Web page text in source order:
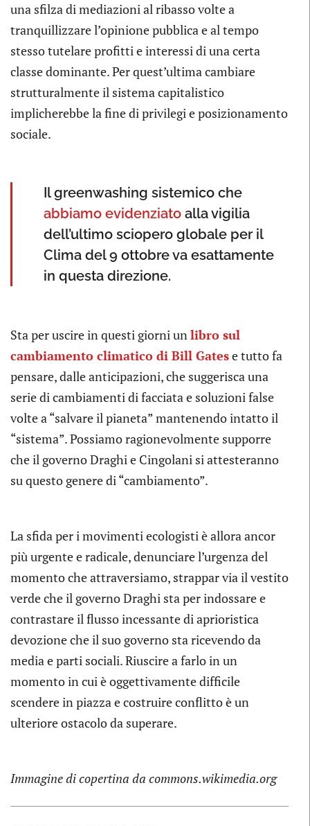
una sfilza di mediazioni al ribasso volte a
tranquillizzare l’opinione pubblica e al tempo
stesso tutelare profitti e interessi di una certa
classe dominante. Per quest’ultima cambiare
strutturalmente il sistema capitalistico
implicherebbe la fine di privilegi e posizionamento
sociale.
Il greenwashing sistemico che
abbiamo evidenziato alla vigilia
dell’ultimo sciopero globale per il
Clima del 9 ottobre va esattamente
in questa direzione.
Sta per uscire in questi giorni unlibro sul
cambiamento climatico di Bill Gatese tutto fa
pensare, dalle anticipazioni, che suggerisca una
serie di cambiamenti di facciata e soluzioni false
volte a “salvare il pianeta” mantenendo intatto il
“sistema”. Possiamo ragionevolmente supporre
che il governo Draghi e Cingolani si attesteranno
su questo genere di “cambiamento”.
La sfida per i movimenti ecologisti è allora ancor
più urgente e radicale, denunciare l’urgenza del
momento che attraversiamo, strappar via il vestito
verde che il governo Draghi sta per indossare e
contrastare il flusso incessante di aprioristica
devozione che il suo governo sta ricevendo da
media e parti sociali. Riuscire a farlo in un
momento in cui è oggettivamente difficile
scendere in piazza e costruire conflitto è un
ulteriore ostacolo da superare.
Immagine di copertina da commons.wikimedia.org